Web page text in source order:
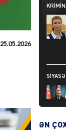
25.05.2026
ƏN